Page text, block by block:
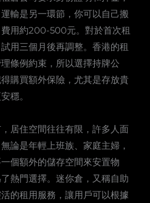
輸是另一環節，你可以自己搬
用約200-500元。對於首次租
用三個月後再調整。香港的租
條例約束，所以選擇持牌公
購買額外保險，尤其是存放貴
穩。
居住空間往往有限，許多人面
論是年輕上班族、家庭主婦，
個額外的儲存空間來安置物
熱門選擇。迷你倉，又稱自助
的租用服務，讓用戶可以根據